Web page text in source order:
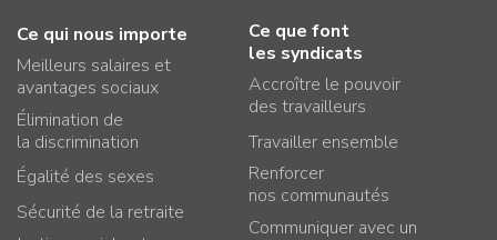
Ce qui nous importe
Meilleurs salaires et
avantages sociaux
Élimination de
la discrimination
Égalité des sexes
Sécurité de la retraite
Ce que font
les syndicats
Accroître le pouvoir
des travailleurs
Travailler ensemble
Renforcer
nos communautés
Communiquer avec un